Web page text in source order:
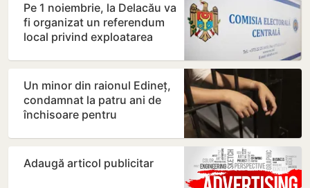
Pe 1 noiembrie, la Delacău va
fi organizat un referendum
local privind exploatarea
Un minor din raionul Edineț,
condamnat la patru ani de
închisoare pentru
Adaugă articol publicitar